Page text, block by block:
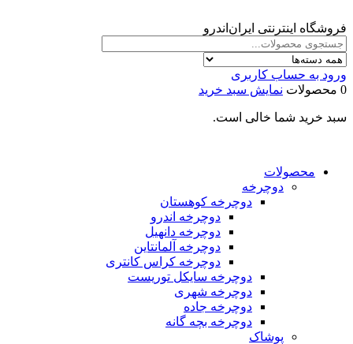
فروشگاه اینترنتی ایران‌اندرو
ورود به حساب کاربری
0 محصولات
نمایش سبد خرید
سبد خرید شما خالی است.
محصولات
دوچرخه
دوچرخه کوهستان
دوچرخه اندرو
دوچرخه دانهیل
دوچرخه آلمانتاین
دوچرخه کراس کانتری
دوچرخه سایکل توریست
دوچرخه شهری
دوچرخه جاده
دوچرخه بچه گانه
پوشاک